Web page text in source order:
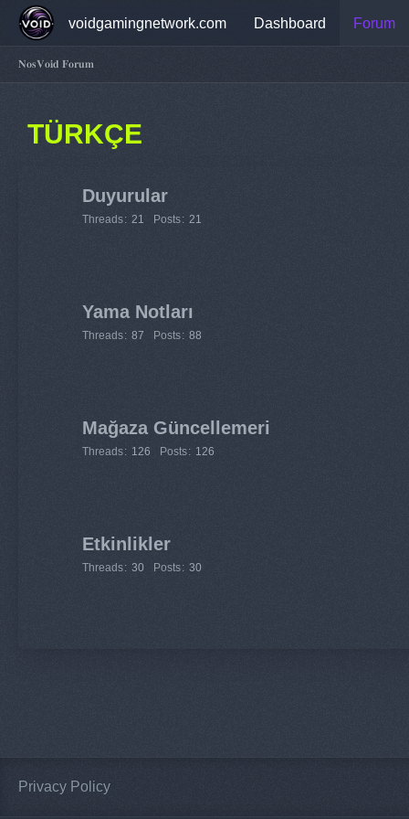
voidgamingnetwork.com Dashboard Forum
𝐍𝐨𝐬𝐕𝐨𝐢𝐝 𝐅𝐨𝐫𝐮𝐦
TÜRKÇE
Duyurular
Threads 21 Posts 21
Yama Notları
Threads 87 Posts 88
Mağaza Güncellemeri
Threads 126 Posts 126
Etkinlikler
Threads 30 Posts 30
Privacy Policy